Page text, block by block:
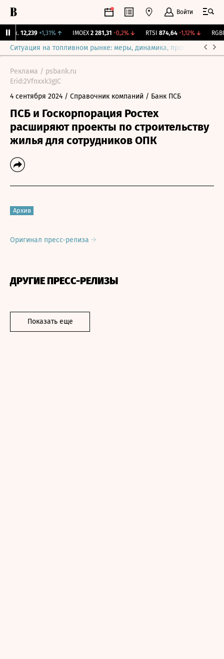
Войти
12,239 +1,31%↑ IMOEX 2 281,31 -0,2%↓ RTSI 874,64 -1,12%↓ RGBI
Ситуация на топливном рынке: меры, динамика, прогнозы
Реклама / psbank.ru
Erid:2Vfnxxk3gJC
4 сентября 2024 / Справочник компаний / Банк ПСБ
ПСБ и Госкорпорация Ростех
расширяют проекты по строительству
жилья для сотрудников ОПК
Архив
Оригинал пресс-релиза
ДРУГИЕ ПРЕСС-РЕЛИЗЫ
Показать еще